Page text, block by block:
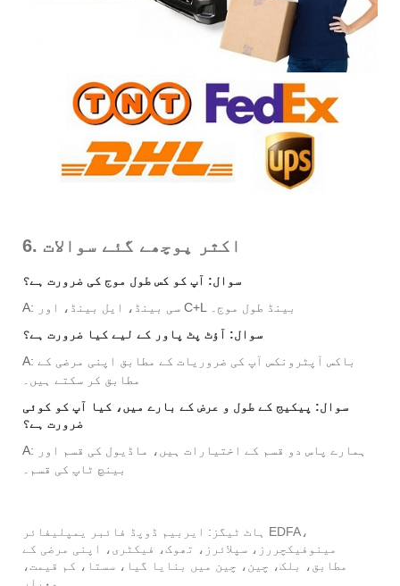
6. اکثر پوچھے گئے سوالات
سوال: آپ کو کس طول موج کی ضرورت ہے؟
A: سی بینڈ، ایل بینڈ، اور C+L بینڈ طول موج۔
سوال: آؤٹ پٹ پاور کے لیے کیا ضرورت ہے؟
A: باکس آپٹرونکس آپ کی ضروریات کے مطابق اپنی مرضی کے
مطابق کر سکتے ہیں۔
سوال: پیکیج کے طول و عرض کے بارے میں، کیا آپ کو کوئی
ضرورت ہے؟
A: ہمارے پاس دو قسم کے اختیارات ہیں، ماڈیول کی قسم اور
بینچ ٹاپ کی قسم۔
ہاٹ ٹیگز: ایربیم ڈوپڈ فائبر یمپلیفائر EDFA،
مینوفیکچررز، سپلائرز، تھوک، فیکٹری، اپنی مرضی کے
مطابق، بلک، چین، چین میں بنایا گیا، سستا، کم قیمت،
معیار